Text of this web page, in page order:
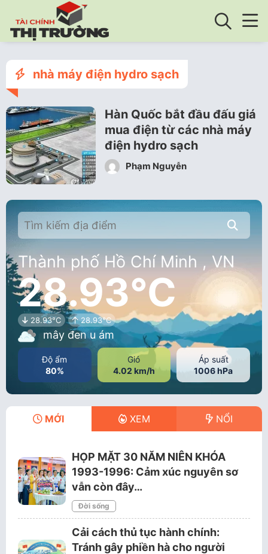
nhà máy điện hydro sạch
Hàn Quốc bắt đầu đấu giá
mua điện từ các nhà máy
điện hydro sạch
Phạm Nguyễn
Thành phố Hồ Chí Minh , VN
28.93°C
28.93°C 28.93°C
mây đen u ám
Độ ẩm
80%
Gió
4.02 km/h
Áp suất
1006 hPa
MỚI XEM NỔI
HỌP MẶT 30 NĂM NIÊN KHÓA
1993-1996: Cảm xúc nguyên sơ
vẫn còn đây…
Đời sống
Cải cách thủ tục hành chính:
Tránh gây phiền hà cho người